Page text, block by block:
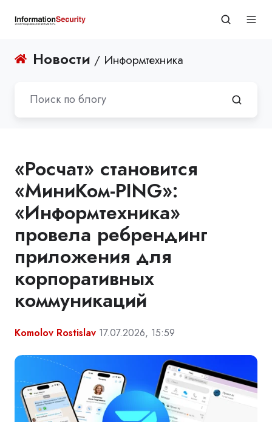
Новости / Информтехника
«Росчат» становится
«МиниКом-PING»:
«Информтехника»
провела ребрендинг
приложения для
корпоративных
коммуникаций
Komolov Rostislav 17.07.2026, 15:59